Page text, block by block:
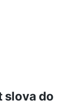
slova do